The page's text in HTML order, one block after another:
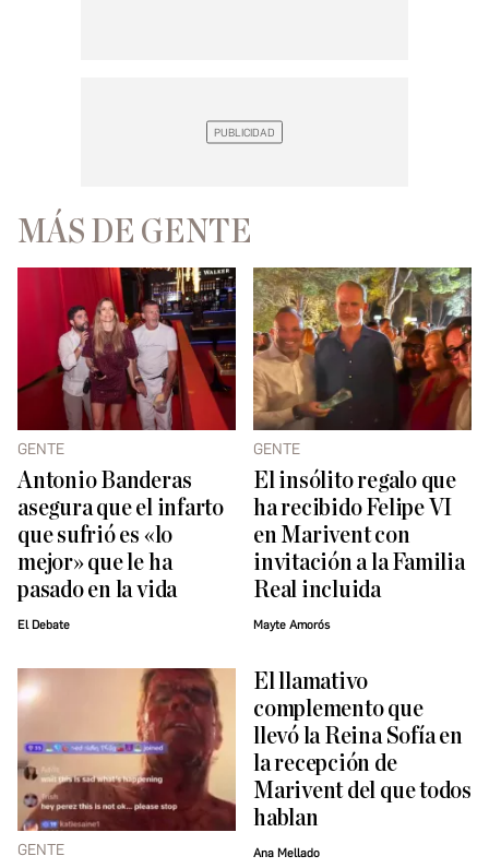
MÁS DE GENTE
GENTE
Antonio Banderas
asegura que el infarto
que sufrió es «lo
mejor» que le ha
pasado en la vida
El Debate
GENTE
El insólito regalo que
ha recibido Felipe VI
en Marivent con
invitación a la Familia
Real incluida
Mayte Amorós
GENTE
El llamativo
complemento que
llevó la Reina Sofía en
la recepción de
Marivent del que todos
hablan
Ana Mellado